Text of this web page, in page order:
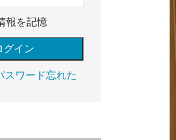
報を記憶
スワード忘れた